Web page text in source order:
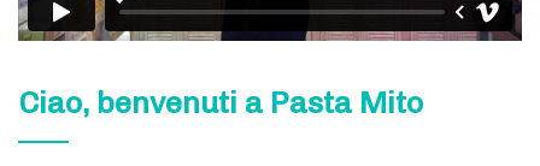
Ciao, benvenuti a Pasta Mito